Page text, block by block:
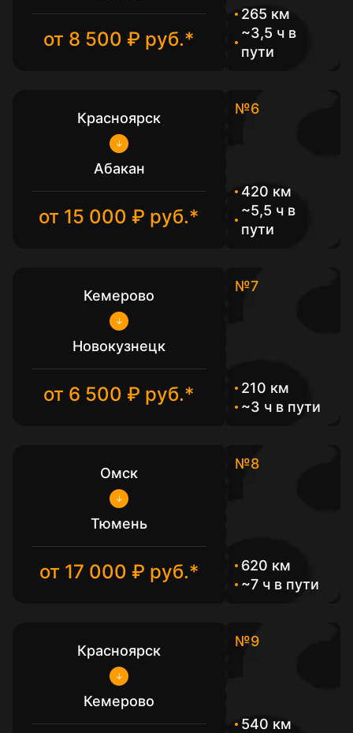
от 8 500 ₽ руб.*
265 км
~3,5 ч в
пути
Красноярск
Абакан
от 15 000 ₽ руб.*
№6
420 км
~5,5 ч в
пути
Кемерово
Новокузнецк
от 6 500 ₽ руб.*
№7
210 км
~3 ч в пути
Омск
Тюмень
от 17 000 ₽ руб.*
№8
620 км
~7 ч в пути
Красноярск
Кемерово
№9
540 км